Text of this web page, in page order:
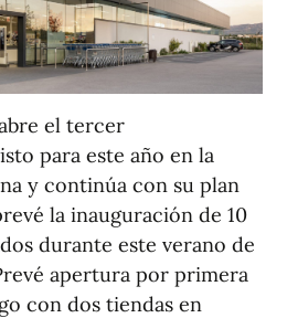
el tercer
para este año en la
y continúa con su plan
la inauguración de 10
durante este verano de
apertura por primera
con dos tiendas en